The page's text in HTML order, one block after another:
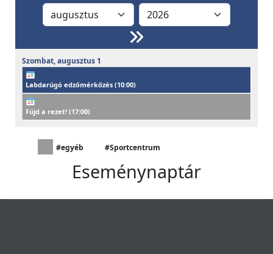
Szombat,augusztus 1
Labdarúgó edzőmérkőzés (10:00)
Fújd a rezet! (17:00)
#egyéb #Sportcentrum
Eseménynaptár